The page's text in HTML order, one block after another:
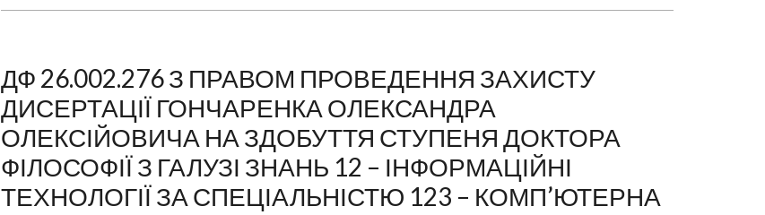
ДФ 26.002.276 З ПРАВОМ ПРОВЕДЕННЯ ЗАХИСТУ
ДИСЕРТАЦІЇ ГОНЧАРЕНКА ОЛЕКСАНДРА
ОЛЕКСІЙОВИЧА НА ЗДОБУТТЯ СТУПЕНЯ ДОКТОРА
ФІЛОСОФІЇ З ГАЛУЗІ ЗНАНЬ 12 – ІНФОРМАЦІЙНІ
ТЕХНОЛОГІЇ ЗА СПЕЦІАЛЬНІСТЮ 123 – КОМП’ЮТЕРНА